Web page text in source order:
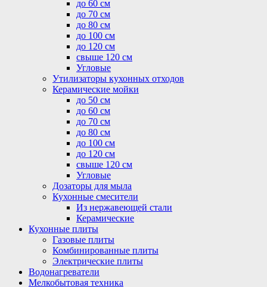
до 60 см
до 70 см
до 80 см
до 100 см
до 120 см
свыше 120 см
Угловые
Утилизаторы кухонных отходов
Керамические мойки
до 50 см
до 60 см
до 70 см
до 80 см
до 100 см
до 120 см
свыше 120 см
Угловые
Дозаторы для мыла
Кухонные смесители
Из нержавеющей стали
Керамические
Кухонные плиты
Газовые плиты
Комбинированные плиты
Электрические плиты
Водонагреватели
Мелкобытовая техника